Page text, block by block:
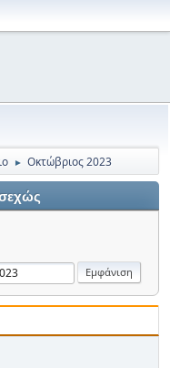
► Οκτώβριος 2023